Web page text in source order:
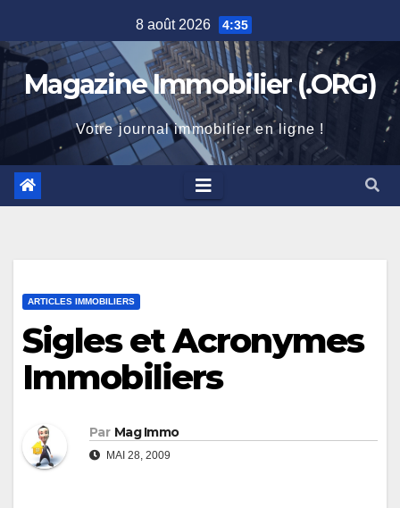
to
content
8 août 2026 4:35
Magazine Immobilier (.ORG)
Votre journal immobilier en ligne !
ARTICLES IMMOBILIERS
Sigles et Acronymes
Immobiliers
Par Mag Immo
MAI 28, 2009